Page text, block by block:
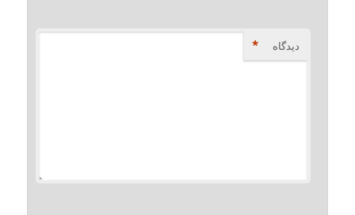
دیدگاه *